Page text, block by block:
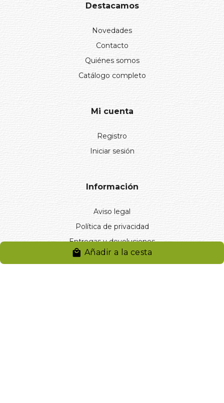
Añadir a la cesta
Destacamos
Novedades
Contacto
Quiénes somos
Catálogo completo
Mi cuenta
Registro
Iniciar sesión
Información
Aviso legal
Política de privacidad
Entregas y devoluciones
Desistimiento